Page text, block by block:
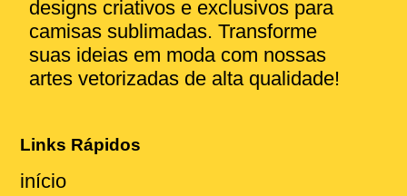
designs criativos e exclusivos para
camisas sublimadas. Transforme
suas ideias em moda com nossas
artes vetorizadas de alta qualidade!
Links Rápidos
início